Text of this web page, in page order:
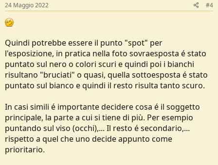
24 Maggio 2022 #4
Quindi potrebbe essere il punto "spot" per
l'esposizione, in pratica nella foto sovraesposta é stato
puntato sul nero o colori scuri e quindi poi i bianchi
risultano "bruciati" o quasi, quella sottoesposta é stato
puntato sul bianco e quindi il resto risulta tanto scuro.
In casi simili é importante decidere cosa é il soggetto
principale, la parte a cui si tiene di più. Per esempio
puntando sul viso (occhi),... Il resto é secondario,...
rispetto a quel che uno decide appunto come
prioritario.